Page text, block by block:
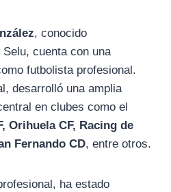
, conocido
cuenta con una
futbolista profesional.
desarrolló una amplia
en clubes como el
Orihuela CF, Racing de
Fernando CD, entre otros.
ha estado